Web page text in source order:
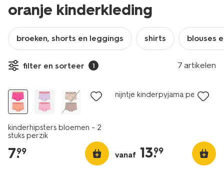
oranje kinderkleding
broeken, shorts en leggings shirts blouses
filter en sorteer 1 7 artikelen
2 stuks
kinderhipsters bloemen - 2
stuks perzik
7.
99
nijntje kinderpyjama perzik
vanaf 13.
99